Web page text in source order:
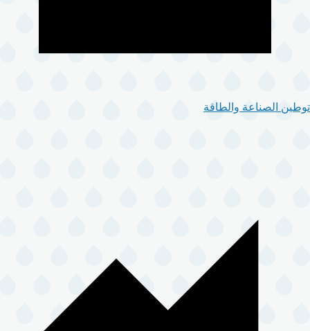
توطين الصناعة والطاقة